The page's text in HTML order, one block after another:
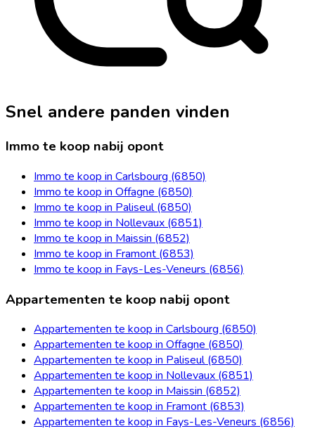
Snel andere panden vinden
Immo te koop nabij opont
Immo te koop in Carlsbourg (6850)
Immo te koop in Offagne (6850)
Immo te koop in Paliseul (6850)
Immo te koop in Nollevaux (6851)
Immo te koop in Maissin (6852)
Immo te koop in Framont (6853)
Immo te koop in Fays-Les-Veneurs (6856)
Appartementen te koop nabij opont
Appartementen te koop in Carlsbourg (6850)
Appartementen te koop in Offagne (6850)
Appartementen te koop in Paliseul (6850)
Appartementen te koop in Nollevaux (6851)
Appartementen te koop in Maissin (6852)
Appartementen te koop in Framont (6853)
Appartementen te koop in Fays-Les-Veneurs (6856)